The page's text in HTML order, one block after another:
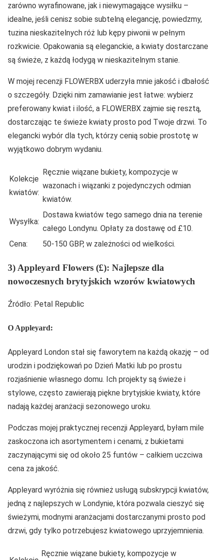
zarówno wyrafinowane, jak i niewymagające wysiłku –
idealne, jeśli cenisz sobie subtelną elegancję, powiedzmy,
tuzina nieskazitelnych róż lub kępy piwonii w pełnym
rozkwicie. Opakowania są eleganckie, a kwiaty dostarczane
są świeże, z każdą łodygą w nieskazitelnym stanie.
W mojej recenzji FLOWERBX uderzyła mnie jakość i dbałość
o szczegóły. Dzięki nim zamawianie jest łatwe: wybierz
preferowany kwiat i ilość, a FLOWERBX zajmie się resztą,
dostarczając te świeże kwiaty prosto pod Twoje drzwi. To
elegancki wybór dla tych, którzy cenią sobie prostotę w
wyjątkowo dobrym wydaniu.
Kolekcje
kwiatów:
Ręcznie wiązane bukiety, kompozycje w
wazonach i wiązanki z pojedynczych odmian
kwiatów.
Wysyłka:
Dostawa kwiatów tego samego dnia na terenie
całego Londynu. Opłaty za dostawę od £10.
Cena:
50-150 GBP, w zależności od wielkości.
3) Appleyard Flowers (£): Najlepsze dla
nowoczesnych brytyjskich wzorów kwiatowych
Źródło: Petal Republic
O Appleyard:
Appleyard London stał się faworytem na każdą okazję – od
urodzin i podziękowań po Dzień Matki lub po prostu
rozjaśnienie własnego domu. Ich projekty są świeże i
stylowe, często zawierają piękne brytyjskie kwiaty, które
nadają każdej aranżacji sezonowego uroku.
Podczas mojej praktycznej recenzji Appleyard, byłam mile
zaskoczona ich asortymentem i cenami, z bukietami
zaczynającymi się od około 25 funtów – całkiem uczciwa
cena za jakość.
Appleyard wyróżnia się również usługą subskrypcji kwiatów,
jedną z najlepszych w Londynie, która pozwala cieszyć się
świeżymi, modnymi aranżacjami dostarczanymi prosto pod
drzwi, gdy tylko potrzebujesz kwiatowego uprzyjemnienia.
Ręcznie wiązane bukiety, kompozycje w